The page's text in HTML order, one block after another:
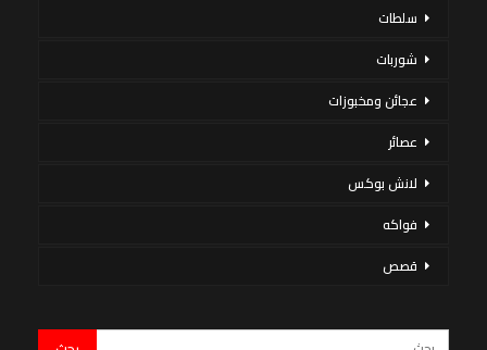
سلطات
شوربات
عجائن ومخبوزات
عصائر
لانش بوكس
فواكه
قصص